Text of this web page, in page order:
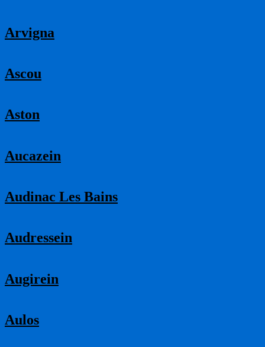
Arvigna
Ascou
Aston
Aucazein
Audinac Les Bains
Audressein
Augirein
Aulos